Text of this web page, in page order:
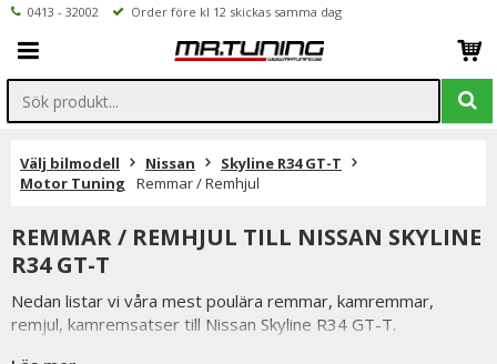
0413 - 32002 Order före kl 12 skickas samma dag
Välj bilmodell Nissan
Skyline R34 GT-T
Motor Tuning
Remmar / Remhjul
REMMAR / REMHJUL TILL NISSAN SKYLINE
R34 GT-T
Nedan listar vi våra mest poulära remmar, kamremmar,
remjul, kamremsatser till Nissan Skyline R34 GT-T.